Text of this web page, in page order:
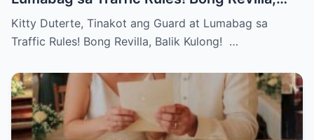
Balik Kulong!
Kitty Duterte, Tinakot ang Guard at Lumabag sa
Traffic Rules! Bong Revilla, Balik Kulong! …